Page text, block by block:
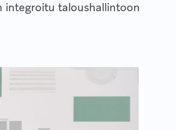
integroitu taloushallintoon